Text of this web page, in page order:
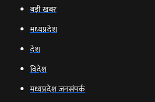
बड़ी खबर
मध्‍यप्रदेश
देश
विदेश
मध्यप्रदेश जनसंपर्क